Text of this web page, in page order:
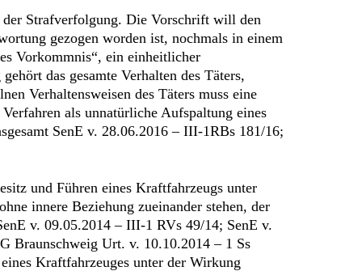
der Strafverfolgung. Die Vorschrift will den
gezogen worden ist, nochmals in einem
Vorkommnis“, ein einheitlicher
das gesamte Verhalten des Täters,
Verhaltensweisen des Täters muss eine
als unnatürliche Aufspaltung eines
SenE v. 28.06.2016 – III-1RBs 181/16;
und Führen eines Kraftfahrzeugs unter
innere Beziehung zueinander stehen, der
v. 09.05.2014 – III-1 RVs 49/14; SenE v.
Braunschweig Urt. v. 10.10.2014 – 1 Ss
Kraftfahrzeuges unter der Wirkung